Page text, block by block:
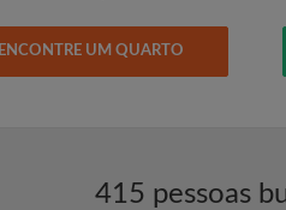
ENCONTRE UM QUARTO
415 pessoas